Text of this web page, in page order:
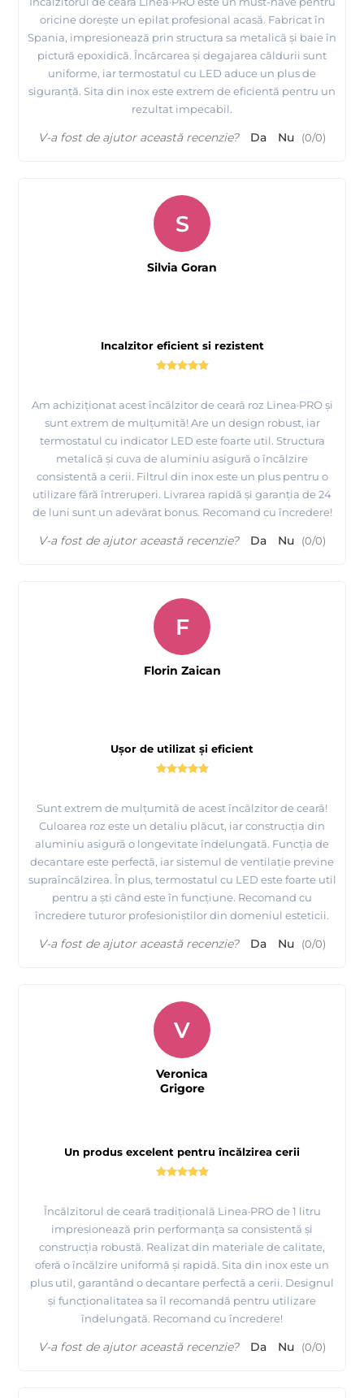
oricine dorește un epilat profesional acasă. Fabricat în
Spania, impresionează prin structura sa metalică și baie în
pictură epoxidică. Încărcarea și degajarea căldurii sunt
uniforme, iar termostatul cu LED aduce un plus de
siguranță. Sita din inox este extrem de eficientă pentru un
rezultat impecabil.
V-a fost de ajutor această recenzie? Da Nu (0/0)
Incalzitor eficient si rezistent
Am achiziționat acest încălzitor de ceară roz Linea·PRO și
sunt extrem de mulțumită! Are un design robust, iar
termostatul cu indicator LED este foarte util. Structura
metalică și cuva de aluminiu asigură o încălzire
consistentă a cerii. Filtrul din inox este un plus pentru o
utilizare fără întreruperi. Livrarea rapidă și garanția de 24
de luni sunt un adevărat bonus. Recomand cu încredere!
S
Silvia Goran
V-a fost de ajutor această recenzie? Da Nu (0/0)
Ușor de utilizat și eficient
Sunt extrem de mulțumită de acest încălzitor de ceară!
Culoarea roz este un detaliu plăcut, iar construcția din
aluminiu asigură o longevitate îndelungată. Funcția de
decantare este perfectă, iar sistemul de ventilație previne
supraîncălzirea. În plus, termostatul cu LED este foarte util
pentru a ști când este în funcțiune. Recomand cu
încredere tuturor profesioniștilor din domeniul esteticii.
F
Florin Zaican
V-a fost de ajutor această recenzie? Da Nu (0/0)
Un produs excelent pentru încălzirea cerii
Încălzitorul de ceară tradițională Linea·PRO de 1 litru
impresionează prin performanța sa consistentă și
construcția robustă. Realizat din materiale de calitate,
oferă o încălzire uniformă și rapidă. Sita din inox este un
plus util, garantând o decantare perfectă a cerii. Designul
și funcționalitatea sa îl recomandă pentru utilizare
îndelungată. Recomand cu încredere!
V
Veronica
Grigore
V-a fost de ajutor această recenzie? Da Nu (0/0)